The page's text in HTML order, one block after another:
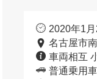
2020年1
名古屋市
車両相互
普通乗用車